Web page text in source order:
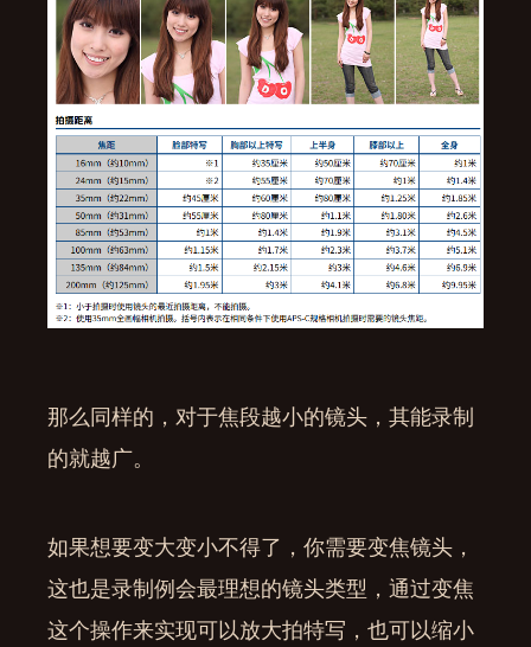
那么同样的，对于焦段越小的镜头，其能录制
的就越广。
如果想要变大变小不得了，你需要变焦镜头，
这也是录制例会最理想的镜头类型，通过变焦
这个操作来实现可以放大拍特写，也可以缩小